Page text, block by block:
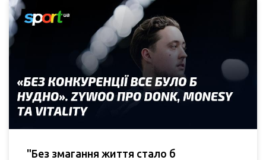
"Без змагання життя стало б